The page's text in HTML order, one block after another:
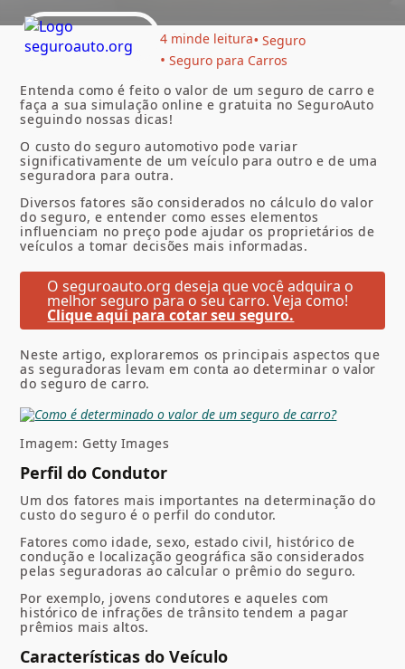
4 minde leitura Seguro
Seguro para Carros
Entenda como é feito o valor de um seguro de carro e
faça a sua simulação online e gratuita no SeguroAuto
seguindo nossas dicas!
O custo do seguro automotivo pode variar
significativamente de um veículo para outro e de uma
seguradora para outra.
Diversos fatores são considerados no cálculo do valor
do seguro, e entender como esses elementos
influenciam no preço pode ajudar os proprietários de
veículos a tomar decisões mais informadas.
O seguroauto.org deseja que você adquira o
melhor seguro para o seu carro. Veja como!
Clique aqui para cotar seu seguro.
Neste artigo, exploraremos os principais aspectos que
as seguradoras levam em conta ao determinar o valor
do seguro de carro.
Imagem: Getty Images
Perfil do Condutor
Um dos fatores mais importantes na determinação do
custo do seguro é o perfil do condutor.
Fatores como idade, sexo, estado civil, histórico de
condução e localização geográfica são considerados
pelas seguradoras ao calcular o prêmio do seguro.
Por exemplo, jovens condutores e aqueles com
histórico de infrações de trânsito tendem a pagar
prêmios mais altos.
Características do Veículo